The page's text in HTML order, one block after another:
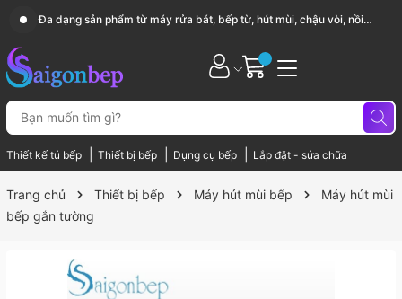
Sài Gòn Bếp chuyên thiết bị bếp, gia dụng bếp cao cấp
Thiết kế tủ bếp Thiết bị bếp Dụng cụ bếp Lắp đặt - sửa chữa
Trang chủ Thiết bị bếp Máy hút mùi bếp
Máy hút mùi
bếp gắn tường